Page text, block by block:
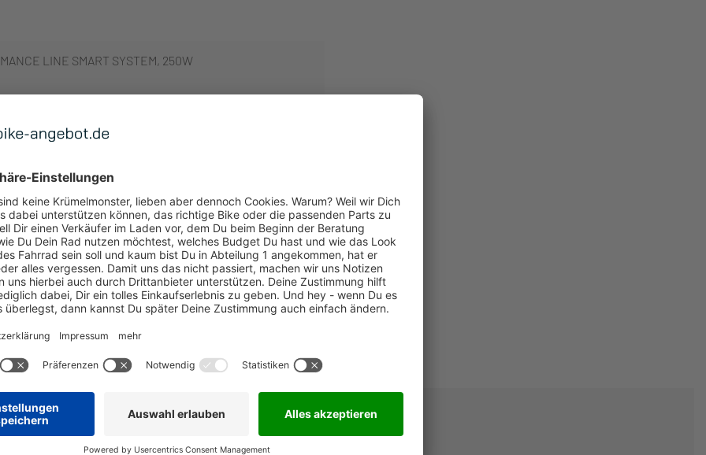
LINE SMART SYSTEM, 250W
100 + LED REMOTE
NÜTZLICHE INFOS